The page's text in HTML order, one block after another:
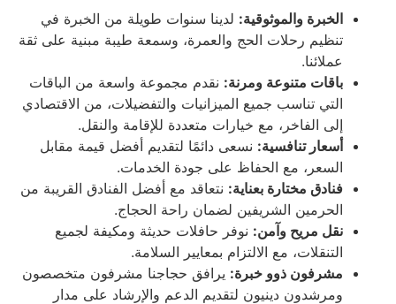
الخبرة والموثوقية: لدينا سنوات طويلة من الخبرة في
تنظيم رحلات الحج والعمرة، وسمعة طيبة مبنية على ثقة
عملائنا.
باقات متنوعة ومرنة: نقدم مجموعة واسعة من الباقات
التي تناسب جميع الميزانيات والتفضيلات، من الاقتصادي
إلى الفاخر، مع خيارات متعددة للإقامة والنقل.
أسعار تنافسية: نسعى دائمًا لتقديم أفضل قيمة مقابل
السعر، مع الحفاظ على جودة الخدمات.
فنادق مختارة بعناية: نتعاقد مع أفضل الفنادق القريبة من
الحرمين الشريفين لضمان راحة الحجاج.
نقل مريح وآمن: نوفر حافلات حديثة ومكيفة لجميع
التنقلات، مع الالتزام بمعايير السلامة.
مشرفون ذوو خبرة: يرافق حجاجنا مشرفون متخصصون
ومرشدون دينيون لتقديم الدعم والإرشاد على مدار